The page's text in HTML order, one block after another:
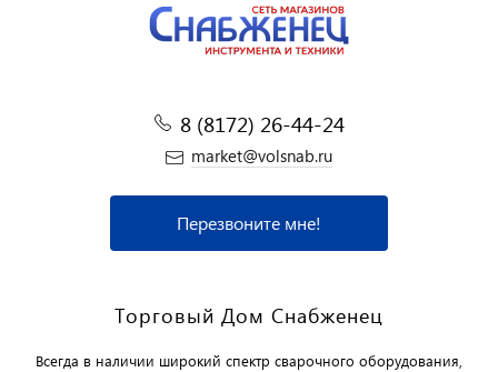
8 (8172) 26-44-24
market@volsnab.ru
Перезвоните мне!
Торговый Дом Снабженец
Всегда в наличии широкий спектр сварочного оборудования,